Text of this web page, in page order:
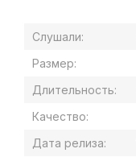
Слушали:
Размер:
Длительность:
Качество:
Дата релиза: